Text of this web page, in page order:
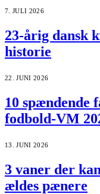
7. JULI 2026
23-årig dansk
historie
22. JUNI 2026
10 spændende
fodbold-VM
13. JUNI 2026
3 vaner der
ældes pænere